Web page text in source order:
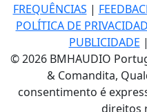
FREQUÊNCIAS |
POLÍTICA DE
PUBLICIDADE |
© 2026 BMHAUDIO
& Comandita,
consentimento é
direitos